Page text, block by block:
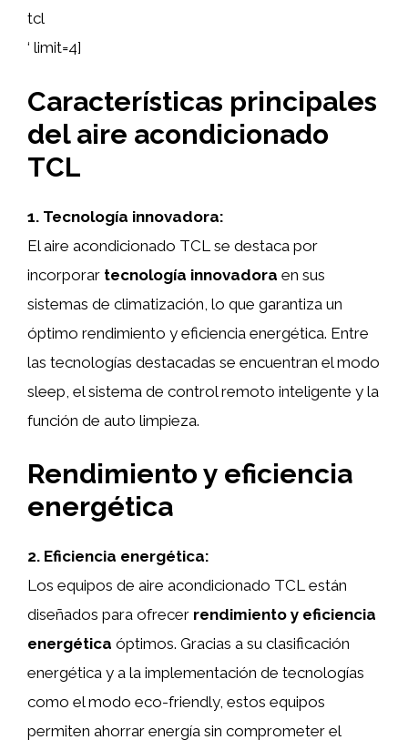
tcl
‘ limit=4]
Características principales
del aire acondicionado
TCL
1. Tecnología innovadora:
El aire acondicionado TCL se destaca por
incorporar tecnología innovadora en sus
sistemas de climatización, lo que garantiza un
óptimo rendimiento y eficiencia energética. Entre
las tecnologías destacadas se encuentran el modo
sleep, el sistema de control remoto inteligente y la
función de auto limpieza.
Rendimiento y eficiencia
energética
2. Eficiencia energética:
Los equipos de aire acondicionado TCL están
diseñados para ofrecer rendimiento y eficiencia
energética óptimos. Gracias a su clasificación
energética y a la implementación de tecnologías
como el modo eco-friendly, estos equipos
permiten ahorrar energía sin comprometer el